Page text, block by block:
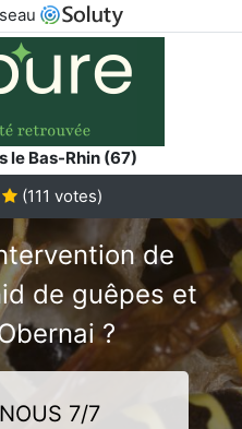
le Bas-Rhin (67)
(111 votes)
de
de guêpes et
?
7/7